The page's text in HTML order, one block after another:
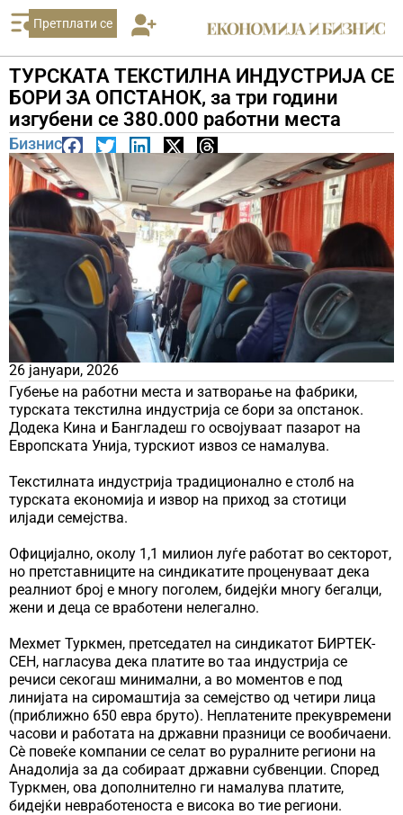
Претплати се
ТУРСКАТА ТЕКСТИЛНА ИНДУСТРИЈА СЕ
БОРИ ЗА ОПСТАНОК, за три години
изгубени се 380.000 работни места
Бизнис
26 јануари, 2026
Губење на работни места и затворање на фабрики,
турската текстилна индустрија се бори за опстанок.
Додека Кина и Бангладеш го освојуваат пазарот на
Европската Унија, турскиот извоз се намалува.
Текстилната индустрија традиционално е столб на
турската економија и извор на приход за стотици
илјади семејства.
Официјално, околу 1,1 милион луѓе работат во секторот,
но претставниците на синдикатите проценуваат дека
реалниот број е многу поголем, бидејќи многу бегалци,
жени и деца се вработени нелегално.
Мехмет Туркмен, претседател на синдикатот БИРТЕК-
СЕН, нагласува дека платите во таа индустрија се
речиси секогаш минимални, а во моментов е под
линијата на сиромаштија за семејство од четири лица
(приближно 650 евра бруто). Неплатените прекувремени
часови и работата на државни празници се вообичаени.
Сè повеќе компании се селат во руралните региони на
Анадолија за да собираат државни субвенции. Според
Туркмен, ова дополнително ги намалува платите,
бидејќи невработеноста е висока во тие региони.